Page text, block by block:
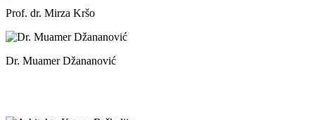
Prof. dr. Mirza Kršo
Dr. Muamer Džananović